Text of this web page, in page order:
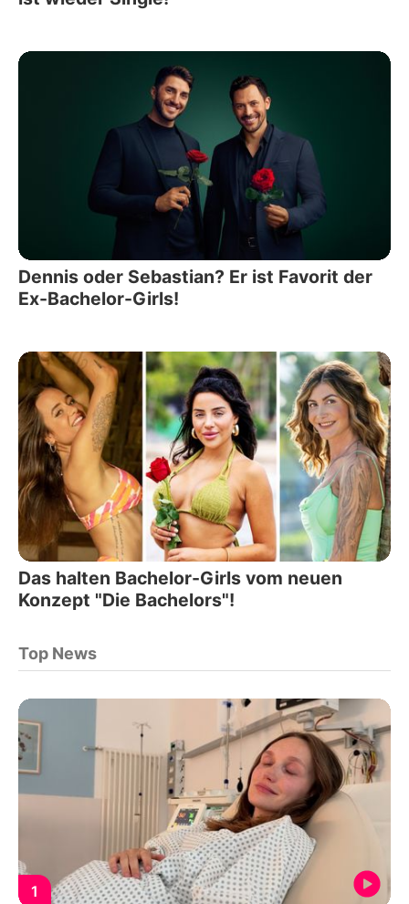
Dennis oder Sebastian? Er ist Favorit der
Ex-Bachelor-Girls!
Das halten Bachelor-Girls vom neuen
Konzept "Die Bachelors"!
Top News
1